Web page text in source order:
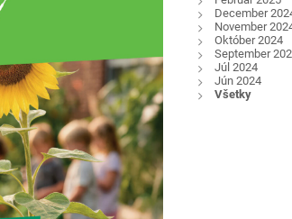
December
November
Október 2024
September
Júl 2024
Jún 2024
Všetky